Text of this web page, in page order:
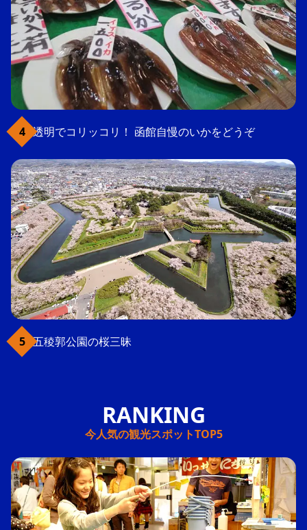
透明でコリッコリ！ 函館自慢のいかをどうぞ
五稜郭公園の桜三昧
今人気の観光スポットTOP5